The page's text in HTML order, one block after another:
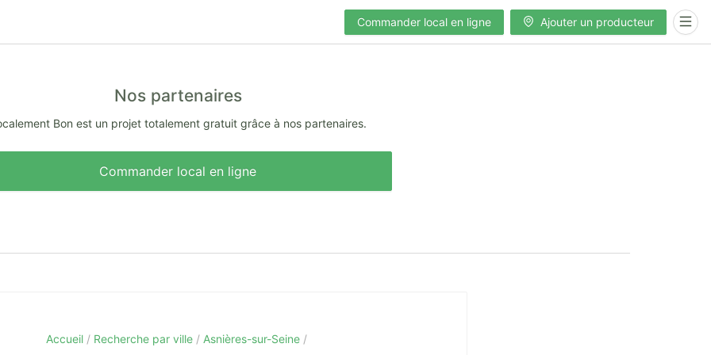
Commander local en ligne Ajouter un producteur
Nos partenaires
Bon est un projet totalement gratuit grâce à nos partenaires.
Commander local en ligne
Accueil Recherche par ville Asnières-sur-Seine